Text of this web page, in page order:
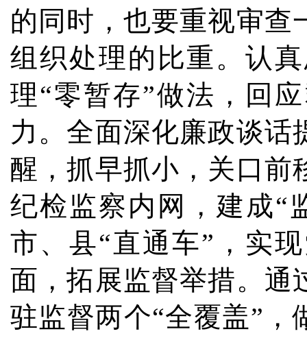
的同时，也要重视审查
组织处理的比重。认
理“零暂存”做法，回
力。全面深化廉政谈话
醒，抓早抓小，关口前
纪检监察内网，建成“
市、县“直通车”，实
面，拓展监督举措。通
驻监督两个“全覆盖”，